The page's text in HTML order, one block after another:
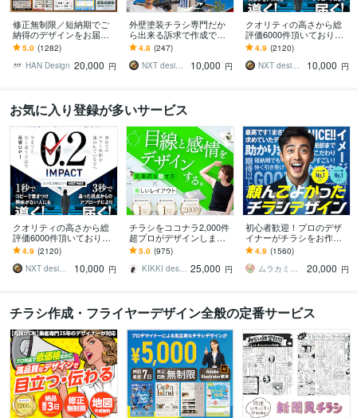
修正無制限／短納期でご
納得のデザインをお届け
します その他、パンフ・
ポスター・メニュー・名
刺・看板 etc.
5.0 (1282)
HAN Design 20,000 円
外壁塗装チラシ専門だか
ら出来る訴求で作成でき
ます 修正無制限！信頼感
を大切にしたポスティン
グ反響重視デザイン
4.8 (247)
NXT design 研究所
10,000 円
クオリティの高さから総
評価6000件頂いておりま
す 修正無制限！25年デザ
イナーが作る訴求方法で
チラシ反響UP!
4.9 (2120)
NXT design 研究所
10,000 円
お気に入り登録が多いサービス
クオリティの高さから総
評価6000件頂いておりま
す 修正無制限！25年デザ
イナーが作る訴求方法で
チラシ反響UP!
4.9 (2120)
NXT design 研究所
10,000 円
チラシをココナラ2,000件
超プロがデザインします
美しいレイアウト、目を
惹くビジュアルのフライ
ヤー・チラシ
5.0 (975)
KIKKI design 25,000 円
初心者歓迎！プロのデザ
イナーがチラシをお作り
します ココナラ初心者も
歓迎！企業から個人まで
高品質を安価でお届け！
4.9 (1560)
ムラカミラボ
20,000 円
チラシ作成・フライヤーデザイン全般の定番サービス